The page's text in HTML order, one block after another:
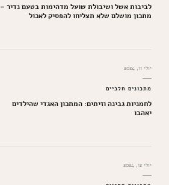
לביבות אשל ושיבולת שועל מדהימות בטעם נדיר –
מתכון מושלם שלא תצליחו להפסיק לאכול
יולי 11, 2024
מתכונים חלביים
לחמניות גבינה וזיתים: המתכון האגדי שהילדים
יאהבו
יולי 12, 2024